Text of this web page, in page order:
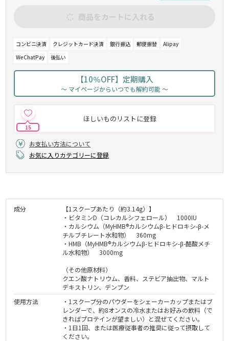
商品をカートに入れる
コンビニ決済 クレジットカード決済 銀行振込 郵便振替
Alipay
WeChatPay
後払い
【10％OFF】定期購入
～ マイページからいつでも解約可能 ～
ほしいものリストに登録
15
お支払い方法について
お気に入りカテゴリーに登録
成分
【1スクープあたり（約3.14g）】
・ビタミンD（コレカルシフェロール） 1000IU
・カルシウム（MyHMB®カルシウムβ-ヒドロキシ-β-メ
チルブチレート水和物） 360mg
・HMB（MyHMB®カルシウムβ-ヒドロキシ-β-酪酸メチ
ル水和物） 3000mg
（その他原材料）
クエン酸ナトリウム、香料、ステビア抽出物、マルト
デキストリン、デンプン
使用方法
・1スクープ分のパウダーをシェーカーカップまたはブ
レンダーで、約8オンスの冷水またはお好みの飲料（で
きればプロテインが望ましい）と混ぜてください。
・1日1回、または医療従事者の推奨に従って摂取して
ください。